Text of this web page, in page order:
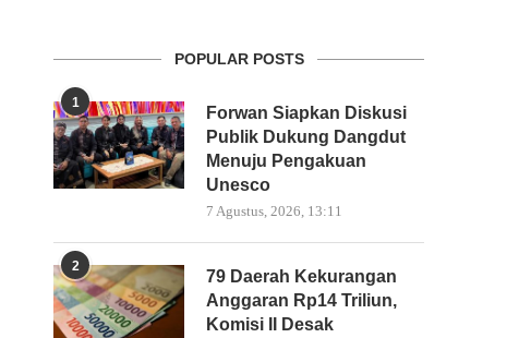
POPULAR POSTS
1
Forwan Siapkan Diskusi
Publik Dukung Dangdut
Menuju Pengakuan
Unesco
7 Agustus, 2026, 13:11
2
79 Daerah Kekurangan
Anggaran Rp14 Triliun,
Komisi II Desak